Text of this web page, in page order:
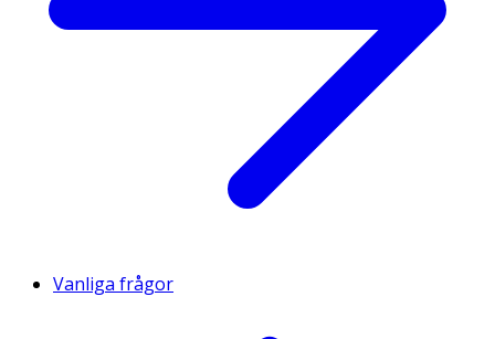
Vanliga frågor